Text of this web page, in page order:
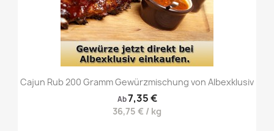
Cajun Rub 200 Gramm Gewürzmischung von Albexklusiv
Ab7,35 €
36,75 € / kg